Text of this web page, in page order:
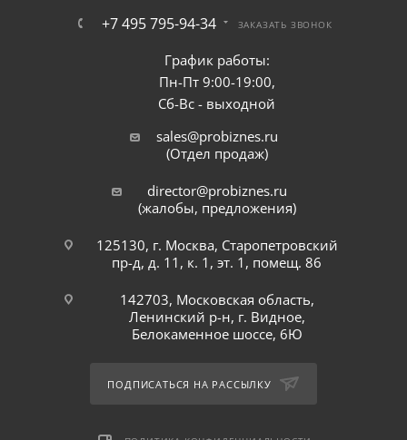
+7 495 795-94-34 ЗАКАЗАТЬ ЗВОНОК
График работы:
Пн-Пт 9:00-19:00,
Сб-Вс - выходной
sales@probiznes.ru
(Отдел продаж)
director@probiznes.ru
(жалобы, предложения)
125130, г. Москва, Старопетровский
пр-д, д. 11, к. 1, эт. 1, помещ. 86
142703, Московская область,
Ленинский р-н, г. Видное,
Белокаменное шоссе, 6Ю
ПОДПИСАТЬСЯ НА РАССЫЛКУ